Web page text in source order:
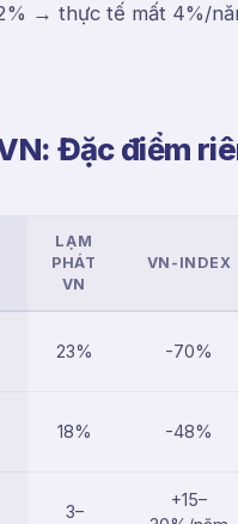
→ thực tế mất 4%/
Đặc điểm
LẠM
PHÁT
VN
VN-INDEX
23% -70%
18% -48%
3–
+15–